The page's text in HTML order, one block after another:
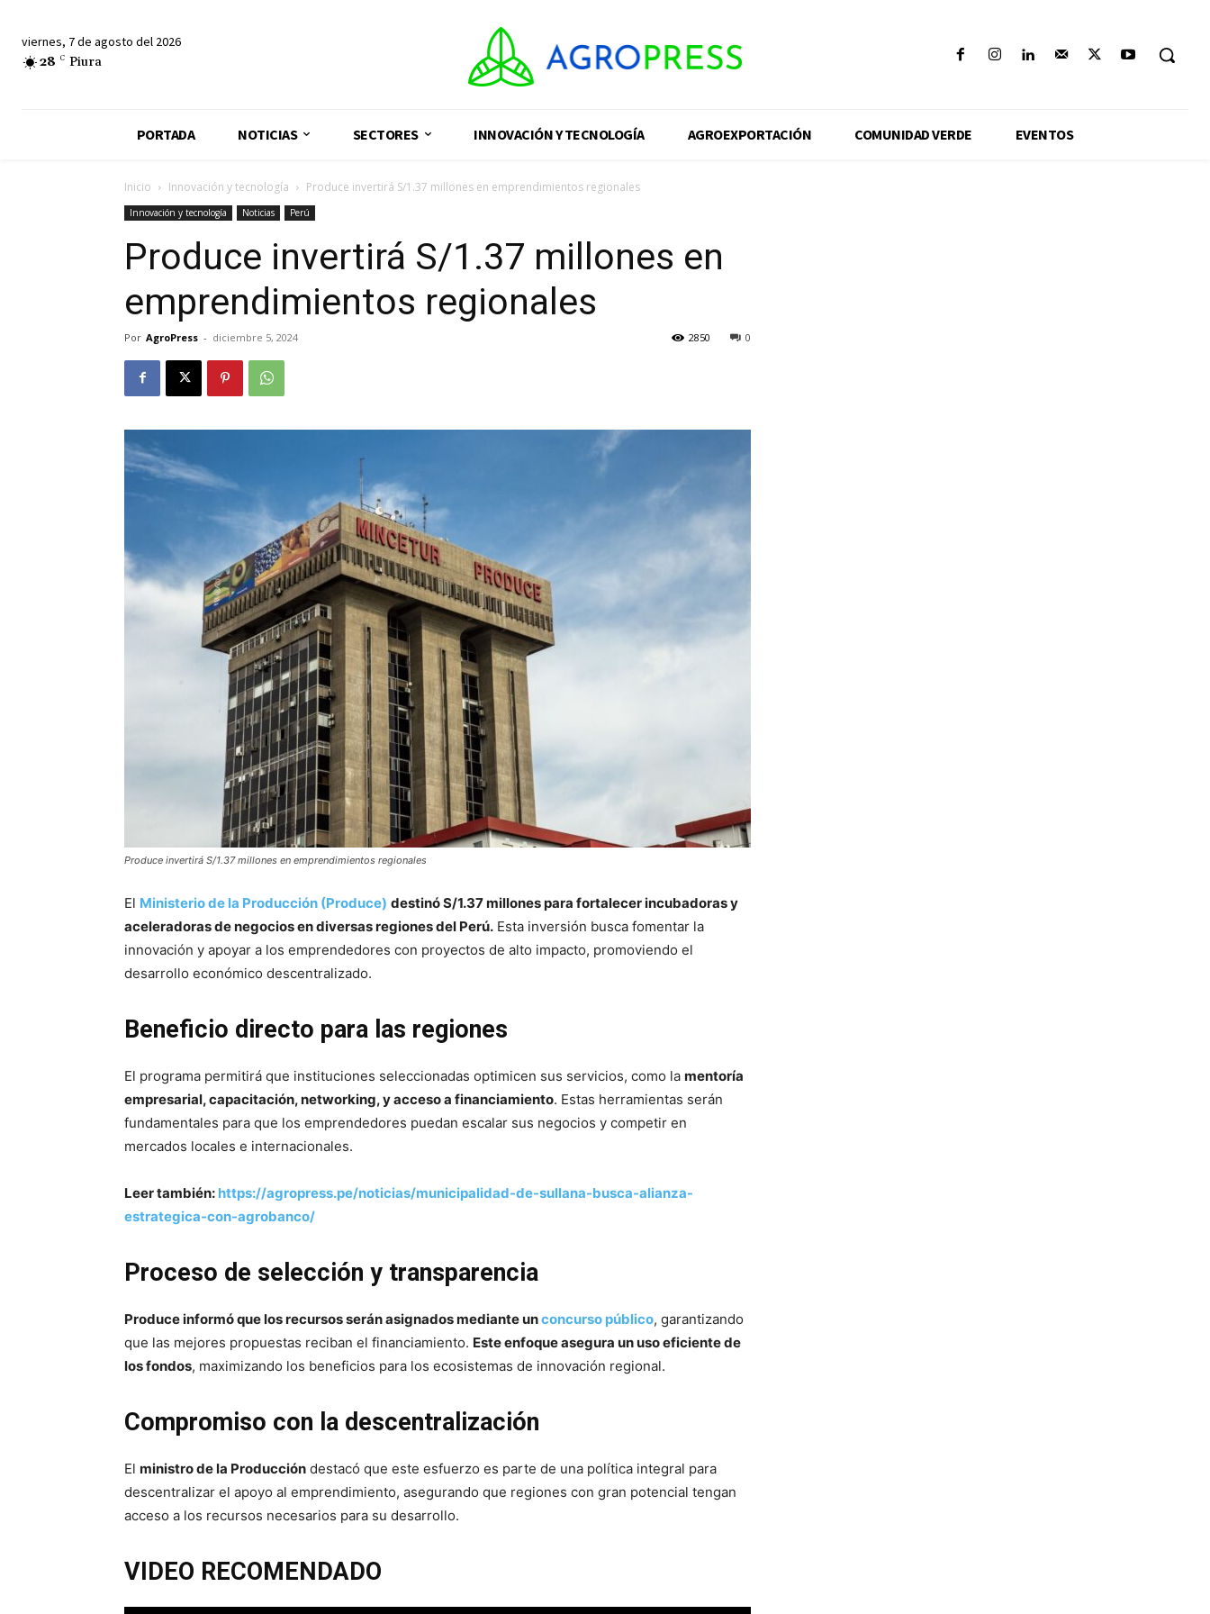
viernes, 7 de agosto del 2026
28 C Piura
PORTADA NOTICIAS SECTORES INNOVACIÓN Y TECNOLOGÍA AGROEXPORTACIÓN COMUNIDAD VERDE EVENTOS
Inicio Innovación y tecnología Produce invertirá S/1.37 millones en emprendimientos regionales
Innovación y tecnología Noticias Perú
Produce invertirá S/1.37 millones en
emprendimientos regionales
Por AgroPress - diciembre 5, 2024 0
2850
Produce invertirá S/1.37 millones en emprendimientos regionales
El Ministerio de la Producción (Produce) destinó S/1.37 millones para fortalecer incubadoras y
aceleradoras de negocios en diversas regiones del Perú. Esta inversión busca fomentar la
innovación y apoyar a los emprendedores con proyectos de alto impacto, promoviendo el
desarrollo económico descentralizado.
Beneficio directo para las regiones
El programa permitirá que instituciones seleccionadas optimicen sus servicios, como la mentoría
empresarial, capacitación, networking, y acceso a financiamiento. Estas herramientas serán
fundamentales para que los emprendedores puedan escalar sus negocios y competir en
mercados locales e internacionales.
Leer también: https://agropress.pe/noticias/municipalidad-de-sullana-busca-alianza-
estrategica-con-agrobanco/
Proceso de selección y transparencia
Produce informó que los recursos serán asignados mediante unconcurso público, garantizando
que las mejores propuestas reciban el financiamiento. Este enfoque asegura un uso eficiente de
los fondos, maximizando los beneficios para los ecosistemas de innovación regional.
Compromiso con la descentralización
El ministro de la Producción destacó que este esfuerzo es parte de una política integral para
descentralizar el apoyo al emprendimiento, asegurando que regiones con gran potencial tengan
acceso a los recursos necesarios para su desarrollo.
VIDEO RECOMENDADO